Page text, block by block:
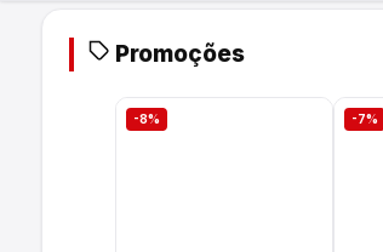
Promoções
-8% -7%